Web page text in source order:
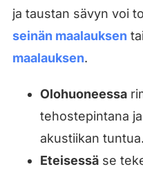
ja taustan sävyn voi
seinän maalauksen
maalauksen.
Olohuoneessa
tehostepintana
akustiikan tuntua.
Eteisessäse